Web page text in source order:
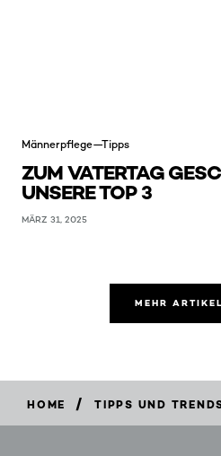
Männerpflege—Tipps
ZUM VATERTAG
UNSERE TOP 3
MÄRZ 31, 2025
MEHR
HOME / TIPPS UND